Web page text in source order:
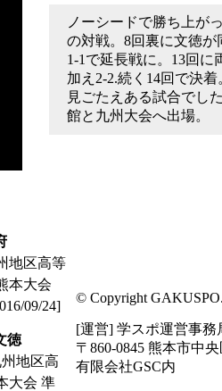
ノーシードで勝ち上が
の対戦。8回裏に文徳が
1-1で延­長戦に。13回に
加え2-2.続く14回で決着
見ごたえある試合でし
館と九州大会へ出場。
地区高等
本大会
09/24]
徳
地区高
大会 準
© Copyright
[運営] 学スポ運営事務
〒860-0845 熊本市中
有限会社GSC内